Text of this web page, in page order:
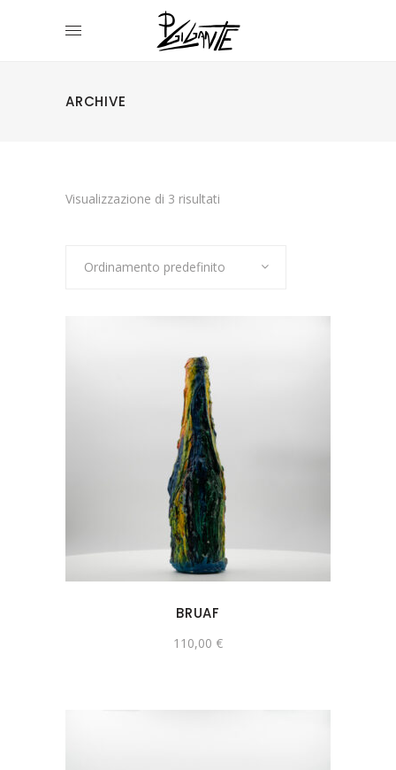
ARCHIVE
Visualizzazione di 3 risultati
Ordinamento predefinito
BRUAF
110,00 €